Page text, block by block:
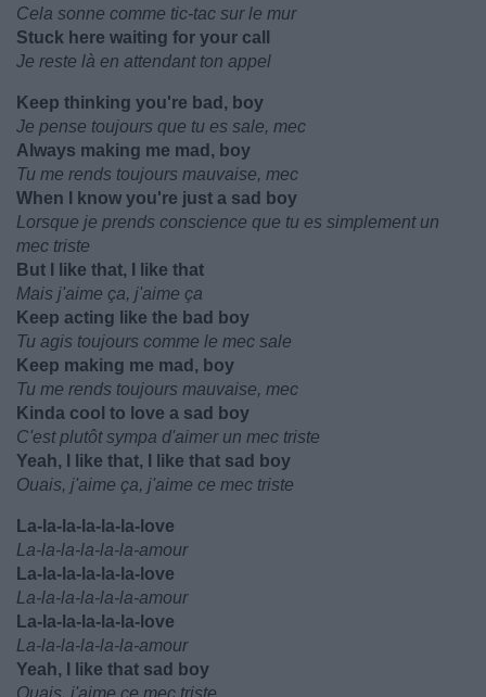
Cela sonne comme tic-tac sur le mur
Stuck here waiting for your call
Je reste là en attendant ton appel
Keep thinking you're bad, boy
Je pense toujours que tu es sale, mec
Always making me mad, boy
Tu me rends toujours mauvaise, mec
When I know you're just a sad boy
Lorsque je prends conscience que tu es simplement un
mec triste
But I like that, I like that
Mais j'aime ça, j'aime ça
Keep acting like the bad boy
Tu agis toujours comme le mec sale
Keep making me mad, boy
Tu me rends toujours mauvaise, mec
Kinda cool to love a sad boy
C'est plutôt sympa d'aimer un mec triste
Yeah, I like that, I like that sad boy
Ouais, j'aime ça, j'aime ce mec triste
La-la-la-la-la-la-love
La-la-la-la-la-la-amour
La-la-la-la-la-la-love
La-la-la-la-la-la-amour
La-la-la-la-la-la-love
La-la-la-la-la-la-amour
Yeah, I like that sad boy
Ouais, j'aime ce mec triste